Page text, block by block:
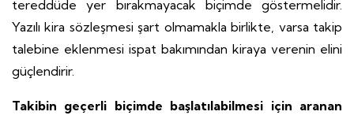
tereddüde yer bırakmayacak biçimde göstermelidir.
Yazılı kira sözleşmesi şart olmamakla birlikte, varsa takip
talebine eklenmesi ispat bakımından kiraya verenin elini
güçlendirir.
Takibin geçerli biçimde başlatılabilmesi için aranan